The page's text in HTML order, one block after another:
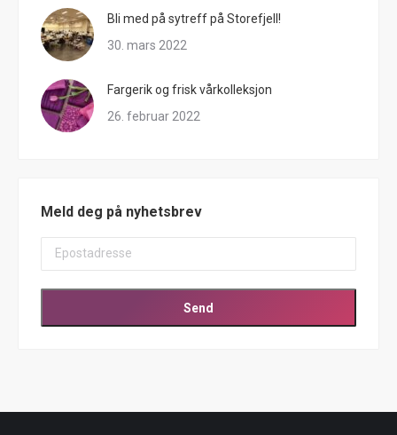
Bli med på sytreff på Storefjell!
30. mars 2022
Fargerik og frisk vårkolleksjon
26. februar 2022
Meld deg på nyhetsbrev